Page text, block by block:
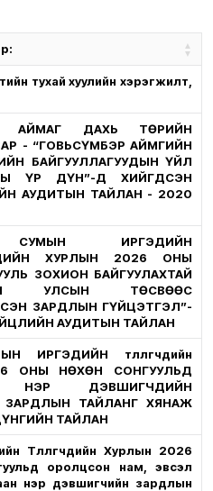
тухай хуулийн хэрэгжилт,
АЙМАГ ДАХЬ ТӨРИЙН
- “ГОВЬСҮМБЭР АЙМГИЙН
БАЙГУУЛЛАГУУДЫН ҮЙЛ
ҮР ДҮН”-Д ХИЙГДСЭН
АУДИТЫН ТАЙЛАН - 2020
СУМЫН ИРГЭДИЙН
ХУРЛЫН 2026 ОНЫ
ЗОХИОН БАЙГУУЛАХТАЙ
УЛСЫН ТӨСВӨӨС
ЗАРДЛЫН ГҮЙЦЭТГЭЛ”-
АУДИТЫН ТАЙЛАН
ИРГЭДИЙН төлөөлөгчдийн
ОНЫ НӨХӨН СОНГУУЛЬД
НЭР ДЭВШИГЧДИЙН
ЗАРДЛЫН ТАЙЛАНГ ХЯНАЖ
ТАЙЛАН
Төлөөлөгчдийн Хурлын 2026
оролцсон нам, эвсэл
нэр дэвшигчийн зардлын